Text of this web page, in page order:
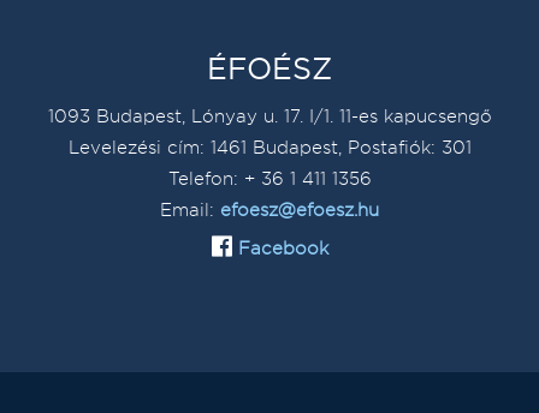
ÉFOÉSZ
1093 Budapest, Lónyay u. 17. I/1. 11-es kapucsengő
Levelezési cím: 1461 Budapest, Postafiók: 301
Telefon: + 36 1 411 1356
Email: efoesz@efoesz.hu
Facebook